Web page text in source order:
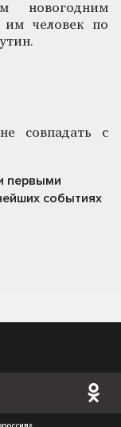
новогодним
им человек по
совпадать с
первыми
событиях